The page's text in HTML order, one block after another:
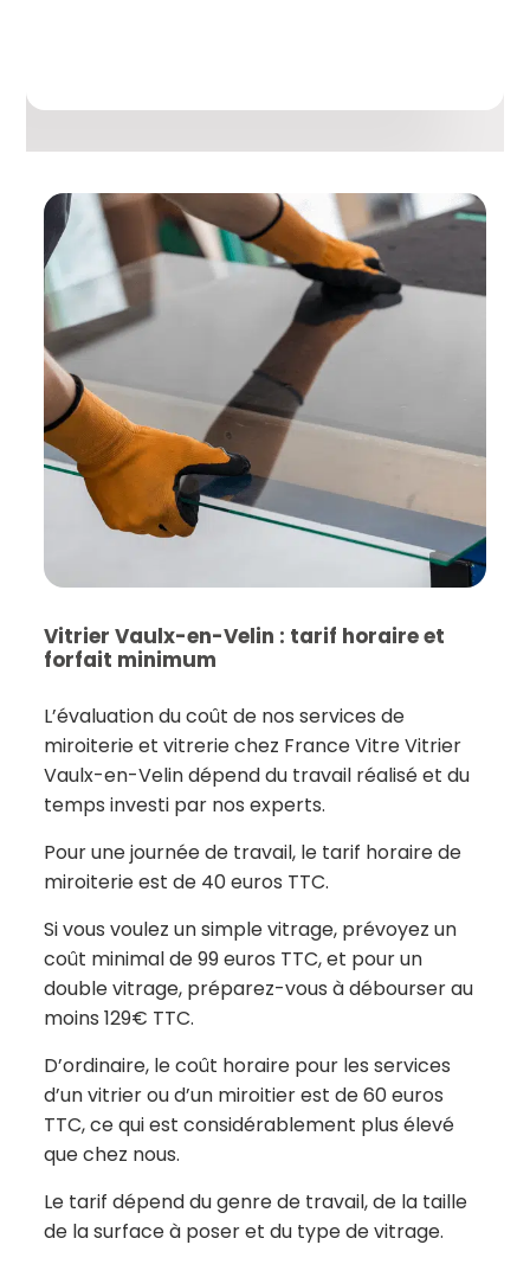
Vitrier Vaulx-en-Velin : tarif horaire et
forfait minimum
L’évaluation du coût de nos services de
miroiterie et vitrerie chez France Vitre Vitrier
Vaulx-en-Velin dépend du travail réalisé et du
temps investi par nos experts.
Pour une journée de travail, le tarif horaire de
miroiterie est de 40 euros TTC.
Si vous voulez un simple vitrage, prévoyez un
coût minimal de 99 euros TTC, et pour un
double vitrage, préparez-vous à débourser au
moins 129€ TTC.
D’ordinaire, le coût horaire pour les services
d’un vitrier ou d’un miroitier est de 60 euros
TTC, ce qui est considérablement plus élevé
que chez nous.
Le tarif dépend du genre de travail, de la taille
de la surface à poser et du type de vitrage.